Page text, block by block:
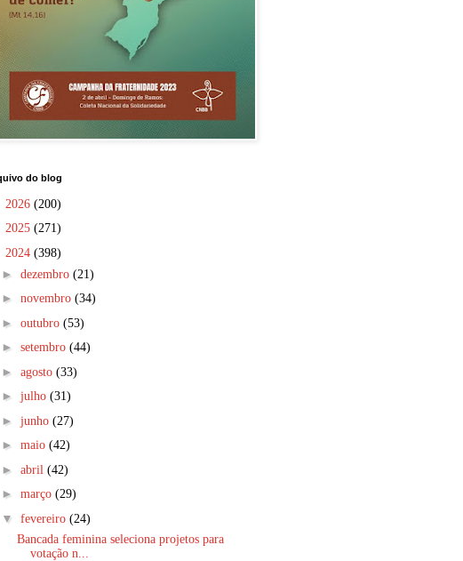
do blog
2026 (200)
2025 (271)
2024 (398)
► dezembro (21)
► novembro (34)
► outubro (53)
► setembro (44)
► agosto (33)
► julho (31)
► junho (27)
► maio (42)
► abril (42)
► março (29)
▼ fevereiro (24)
Bancada feminina seleciona projetos para
votação n...